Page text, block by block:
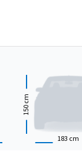
183 cm
150
cm